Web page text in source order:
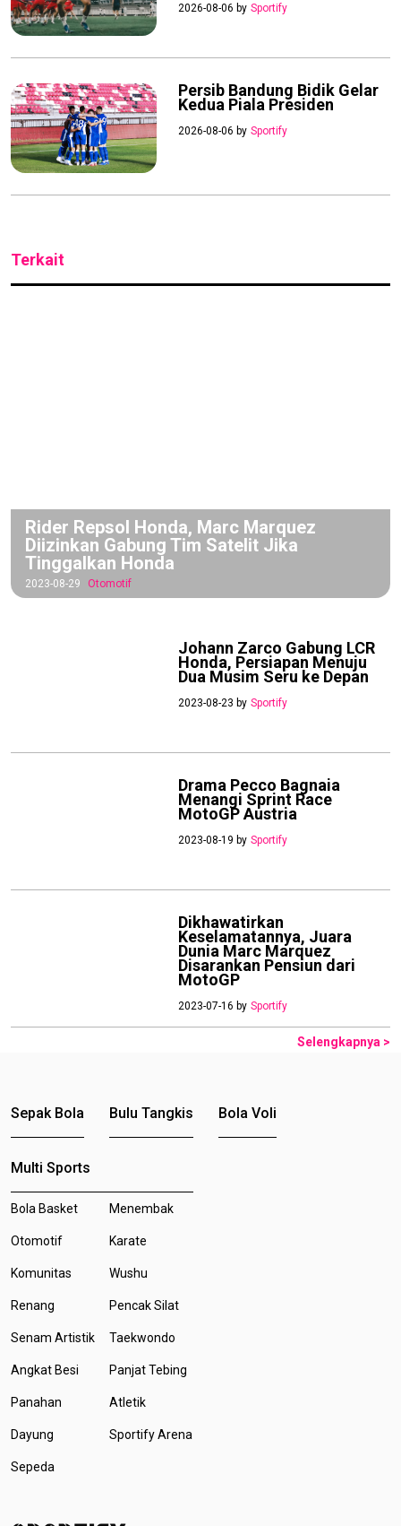
2026-08-06 by Sportify
Persib Bandung Bidik Gelar
Kedua Piala Presiden
2026-08-06 by Sportify
Terkait
Rider Repsol Honda, Marc Marquez
Diizinkan Gabung Tim Satelit Jika
Tinggalkan Honda
2023-08-29 Otomotif
Johann Zarco Gabung LCR
Honda, Persiapan Menuju
Dua Musim Seru ke Depan
2023-08-23 by Sportify
Drama Pecco Bagnaia
Menangi Sprint Race
MotoGP Austria
2023-08-19 by Sportify
Dikhawatirkan
Keselamatannya, Juara
Dunia Marc Marquez
Disarankan Pensiun dari
MotoGP
2023-07-16 by Sportify
Selengkapnya >
Sepak Bola Bulu Tangkis Bola Voli
Multi Sports
Bola Basket
Otomotif
Komunitas
Renang
Senam Artistik
Angkat Besi
Panahan
Dayung
Sepeda
Menembak
Karate
Wushu
Pencak Silat
Taekwondo
Panjat Tebing
Atletik
Sportify Arena